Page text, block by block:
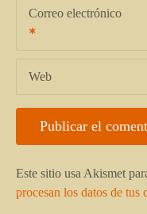
Correo electrónico
Web
Este sitio usa Akismet
procesan los datos de tus